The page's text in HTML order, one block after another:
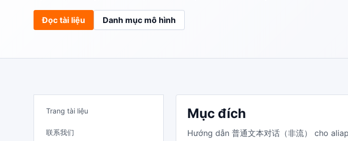
Đọc tài liệu Danh mục mô hình
Trang tài liệu
联系我们
Mục đích
Hướng dẫn 普通文本对话（非流） cho